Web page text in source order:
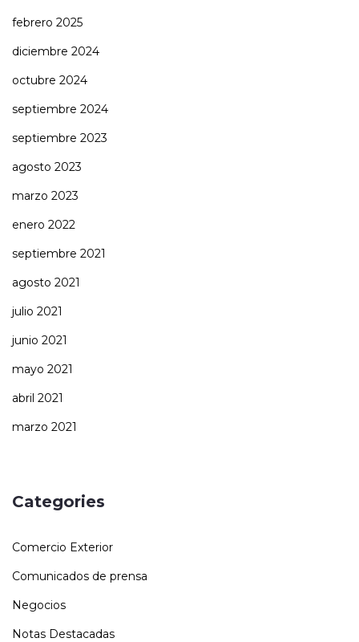
febrero 2025
diciembre 2024
octubre 2024
septiembre 2024
septiembre 2023
agosto 2023
marzo 2023
enero 2022
septiembre 2021
agosto 2021
julio 2021
junio 2021
mayo 2021
abril 2021
marzo 2021
Categories
Comercio Exterior
Comunicados de prensa
Negocios
Notas Destacadas